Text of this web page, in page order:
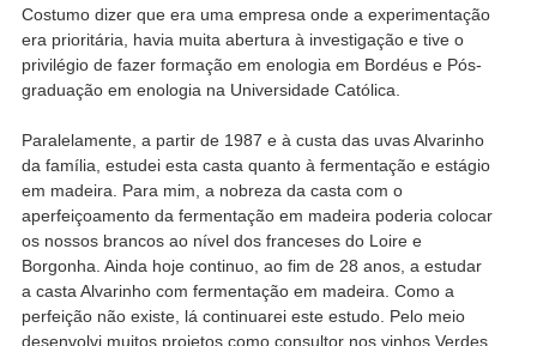
Costumo dizer que era uma empresa onde a experimentação
era prioritária, havia muita abertura à investigação e tive o
privilégio de fazer formação em enologia em Bordéus e Pós-
graduação em enologia na Universidade Católica.
Paralelamente, a partir de 1987 e à custa das uvas Alvarinho
da família, estudei esta casta quanto à fermentação e estágio
em madeira. Para mim, a nobreza da casta com o
aperfeiçoamento da fermentação em madeira poderia colocar
os nossos brancos ao nível dos franceses do Loire e
Borgonha. Ainda hoje continuo, ao fim de 28 anos, a estudar
a casta Alvarinho com fermentação em madeira. Como a
perfeição não existe, lá continuarei este estudo. Pelo meio
desenvolvi muitos projetos como consultor nos vinhos Verdes